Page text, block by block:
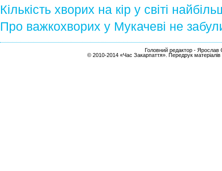
Кількість хворих на кір у світі
Про важкохворих у Мукачеві не
Головний редактор - Ярослав
© 2010-2014 «Час Закарпаття». Передрук